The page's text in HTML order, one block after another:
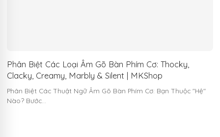
Phân Biệt Các Loại Âm Gõ Bàn Phím Cơ: Thocky,
Clacky, Creamy, Marbly & Silent | MKShop
Phân Biệt Các Thuật Ngữ Âm Gõ Bàn Phím Cơ: Bạn Thuộc "Hệ"
Nào? Bước…